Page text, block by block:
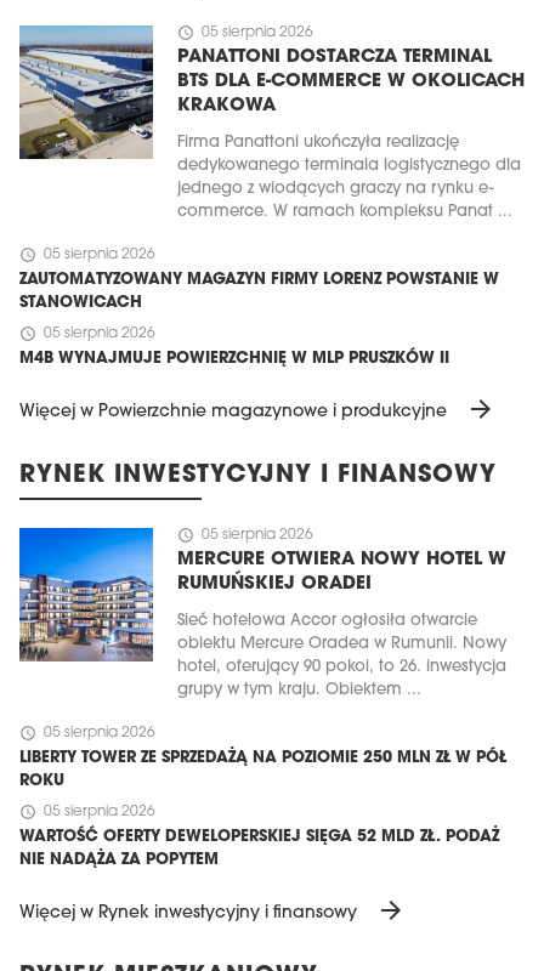
schedule 05 sierpnia 2026
PANATTONI DOSTARCZA TERMINAL
BTS DLA E-COMMERCE W OKOLICACH
KRAKOWA
Firma Panattoni ukończyła realizację
dedykowanego terminala logistycznego dla
jednego z wiodących graczy na rynku e-
commerce. W ramach kompleksu Panat ...
schedule 05 sierpnia 2026
ZAUTOMATYZOWANY MAGAZYN FIRMY LORENZ POWSTANIE W
STANOWICACH
schedule 05 sierpnia 2026
M4B WYNAJMUJE POWIERZCHNIĘ W MLP PRUSZKÓW II
Więcej w Powierzchnie magazynowe i produkcyjne arrow_forward
RYNEK INWESTYCYJNY I FINANSOWY
schedule 05 sierpnia 2026
MERCURE OTWIERA NOWY HOTEL W
RUMUŃSKIEJ ORADEI
Sieć hotelowa Accor ogłosiła otwarcie
obiektu Mercure Oradea w Rumunii. Nowy
hotel, oferujący 90 pokoi, to 26. inwestycja
grupy w tym kraju. Obiektem ...
schedule 05 sierpnia 2026
LIBERTY TOWER ZE SPRZEDAŻĄ NA POZIOMIE 250 MLN ZŁ W PÓŁ
ROKU
schedule 05 sierpnia 2026
WARTOŚĆ OFERTY DEWELOPERSKIEJ SIĘGA 52 MLD ZŁ. PODAŻ
NIE NADĄŻA ZA POPYTEM
Więcej w Rynek inwestycyjny i finansowy arrow_forward